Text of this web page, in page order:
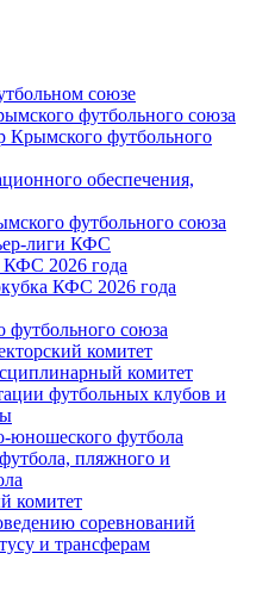
союзе
футбольного союза
Крымского футбольного
обеспечения,
футбольного союза
лиги КФС
2026 года
КФС 2026 года
союза
комитет
комитет
футбольных клубов и
юношеского футбола
пляжного и
комитет
соревнований
и трансферам